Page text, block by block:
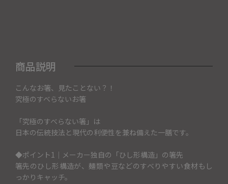
商品説明
こんなお箸、見たことない？！
究極のすべらないお箸
「究極のすべらない箸」は
日本の伝統技法と現代の利便性を兼ね備えた一膳です。
◆ポイント1｜メーカー独自の「ひし形構造」の箸先
箸先のひし形構造が、麺類や豆などのすべりやすい食材もし
っかりキャッチ。